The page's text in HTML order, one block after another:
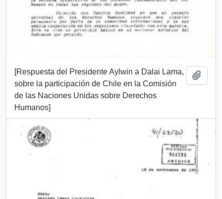
[Respuesta del Presidente Aylwin a Dalai Lama,
sobre la participación de Chile en la Comisión
de las Naciones Unidas sobre Derechos
Humanos]